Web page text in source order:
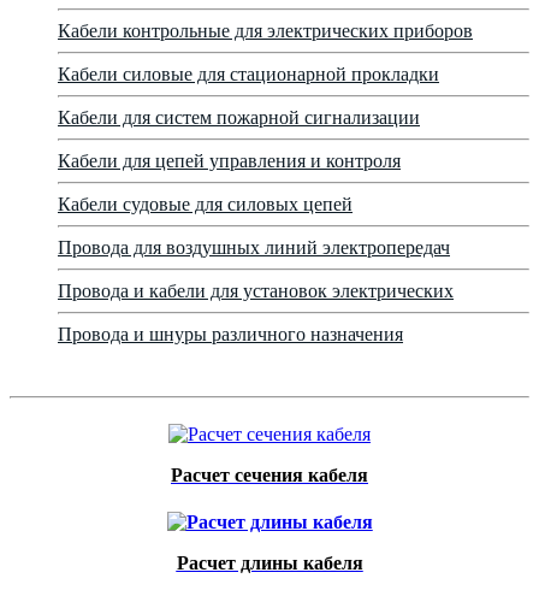
Кабели контрольные для электрических приборов
Кабели силовые для стационарной прокладки
Кабели для систем пожарной сигнализации
Кабели для цепей управления и контроля
Кабели судовые для силовых цепей
Провода для воздушных линий электропередач
Провода и кабели для установок электрических
Провода и шнуры различного назначения
Расчет сечения кабеля
Расчет длины кабеля